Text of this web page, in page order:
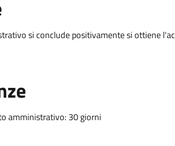
si conclude positivamente si ottiene
amministrativo: 30 giorni